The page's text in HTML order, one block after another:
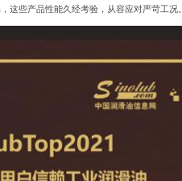
这些产品性能久经考验，从容应对严苛工况。